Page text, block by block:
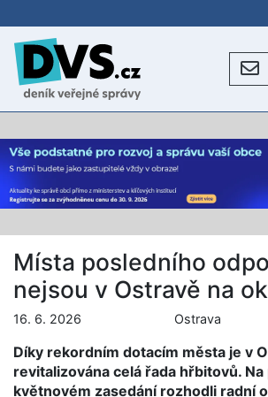
Místa posledního
nejsou v Ostravě na
16. 6. 2026 Ostrava
Díky rekordním dotacím města je v
revitalizována celá řada hřbitovů.
květnovém zasedání rozhodli radní